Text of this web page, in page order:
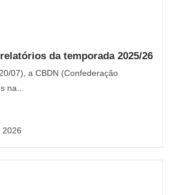
da temporada 2025/26
07), a CBDN (Confederação
na...
2026